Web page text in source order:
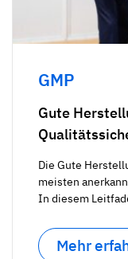
GMP
Gute
Die Gute
meisten
In diesem
Mehr